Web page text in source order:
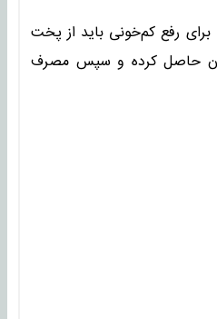
در این گزارش تصریح شده، برای رفع کم‌‎خونی باید از پخت
حاصل کرده و سپس مصرف